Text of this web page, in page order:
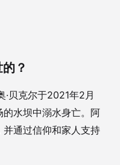
？
·贝克尔于2021年2月
水坝中溺水身亡。阿
通过信仰和家人支持